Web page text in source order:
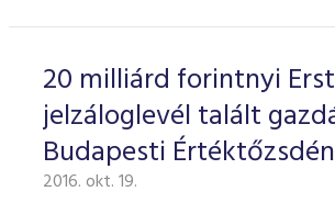
20 milliárd forintnyi
jelzáloglevél talált
Budapesti Értéktőzsdén
2016. okt. 19.